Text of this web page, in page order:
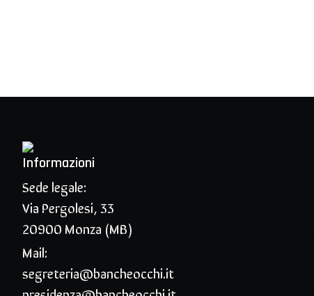
Informazioni
Sede legale:
Via Pergolesi, 33
20900 Monza (MB)
Mail:
segreteria@bancheocchi.it